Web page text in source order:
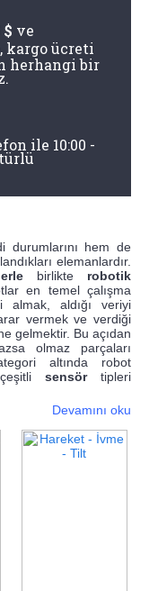
$ ve
kargo ücreti
herhangi bir
ile 10:00 -
durumlarını hem de
elemanlardır.
birlikte robotik
en temel çalışma
aldığı veriyi
vermek ve verdiği
gelmektir. Bu açıdan
olmaz parçaları
altında robot
çeşitlisensörtipleri
Devamını oku